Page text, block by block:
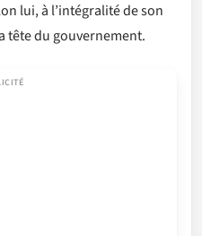
lui, à l’intégralité de son
tête du gouvernement.